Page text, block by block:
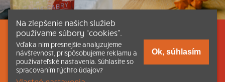
Listovať Obsah Dokumenty a články
Kontakt Tlačená verzia Katechizmu
Na zlepšenie našich služieb
používame súbory “cookies”.
Vďaka nim presnejšie analyzujeme
návštevnosť, prispôsobujeme reklamu a
používateľské nastavenia. Súhlasíte so
spracovaním týchto údajov?
Ok, súhlasím